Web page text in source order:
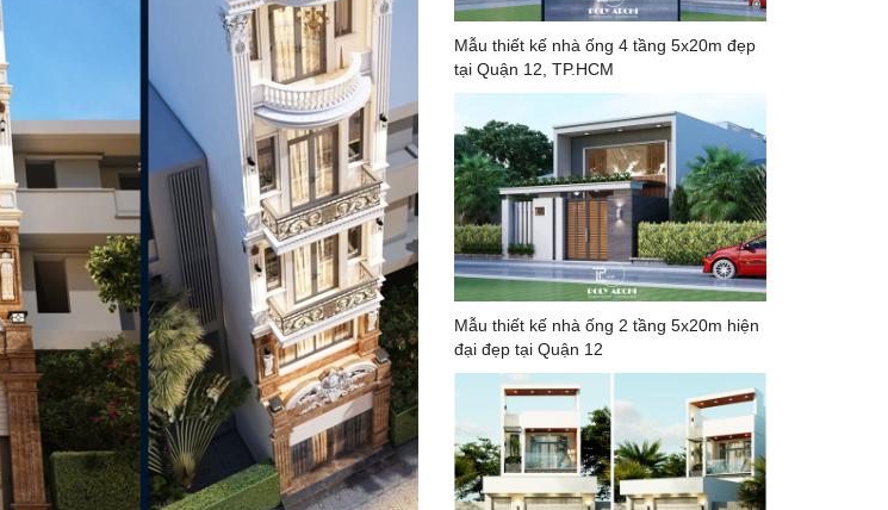
Mẫu thiết kế nhà ống 4 tầng 5x20m đẹp
tại Quận 12, TP.HCM
Mẫu thiết kế nhà ống 2 tầng 5x20m hiện
đại đẹp tại Quận 12